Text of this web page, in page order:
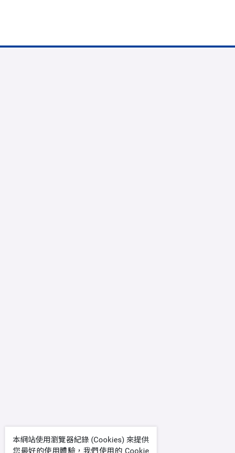
本網站使用瀏覽器紀錄 (Cookies) 來提供
您最好的使用體驗，我們使用的 Cookie